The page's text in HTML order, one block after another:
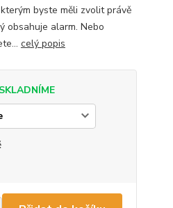
byste měli zvolit právě
obsahuje alarm. Nebo
celý popis